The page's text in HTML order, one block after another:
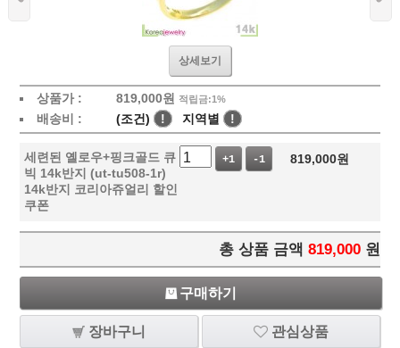
상세보기
상품가 : 819,000원 적립금:1%
배송비 : (조건) ! 지역별 !
세련된 옐로우+핑크골드 큐
빅 14k반지 (ut-tu508-1r)
14k반지 코리아쥬얼리 할인
쿠폰
+1 -1 819,000원
총 상품 금액 819,000 원
구매하기
장바구니 관심상품